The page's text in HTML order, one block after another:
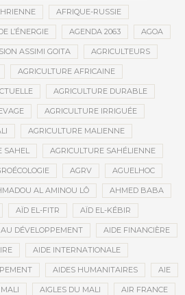
AFRIQUE-RUSSIE
L’ÉNERGIE AGENDA 2063 AGOA
ASSIMI GOITA AGRICULTEURS
AGRICULTURE AFRICAINE
AGRICULTURE DURABLE
AGRICULTURE IRRIGUÉE
AGRICULTURE MALIENNE
SAHEL AGRICULTURE SAHÉLIENNE
AGRV AGUELHOC
AL AMINOU LÔ AHMED BABA
AÏD EL-FITR AÏD EL-KÉBIR
DÉVELOPPEMENT AIDE FINANCIÈRE
AIDE INTERNATIONALE
AIDES HUMANITAIRES AIE
AIGLES DU MALI AIR FRANCE